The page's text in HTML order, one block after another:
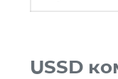
USSD